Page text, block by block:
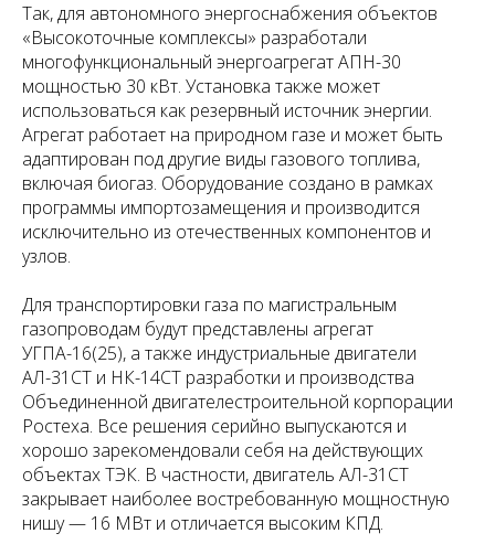
Так, для автономного энергоснабжения объектов
«Высокоточные комплексы» разработали
многофункциональный энергоагрегат АПН-30
мощностью 30 кВт. Установка также может
использоваться как резервный источник энергии.
Агрегат работает на природном газе и может быть
адаптирован под другие виды газового топлива,
включая биогаз. Оборудование создано в рамках
программы импортозамещения и производится
исключительно из отечественных компонентов и
узлов.
Для транспортировки газа по магистральным
газопроводам будут представлены агрегат
УГПА-16(25), а также индустриальные двигатели
АЛ-31СТ и НК-14СТ разработки и производства
Объединенной двигателестроительной корпорации
Ростеха. Все решения серийно выпускаются и
хорошо зарекомендовали себя на действующих
объектах ТЭК. В частности, двигатель АЛ-31СТ
закрывает наиболее востребованную мощностную
нишу — 16 МВт и отличается высоким КПД.